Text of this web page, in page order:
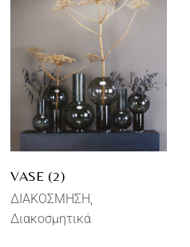
VASE (2)
ΔΙΑΚΟΣΜΗΣΗ
Διακοσμητικά